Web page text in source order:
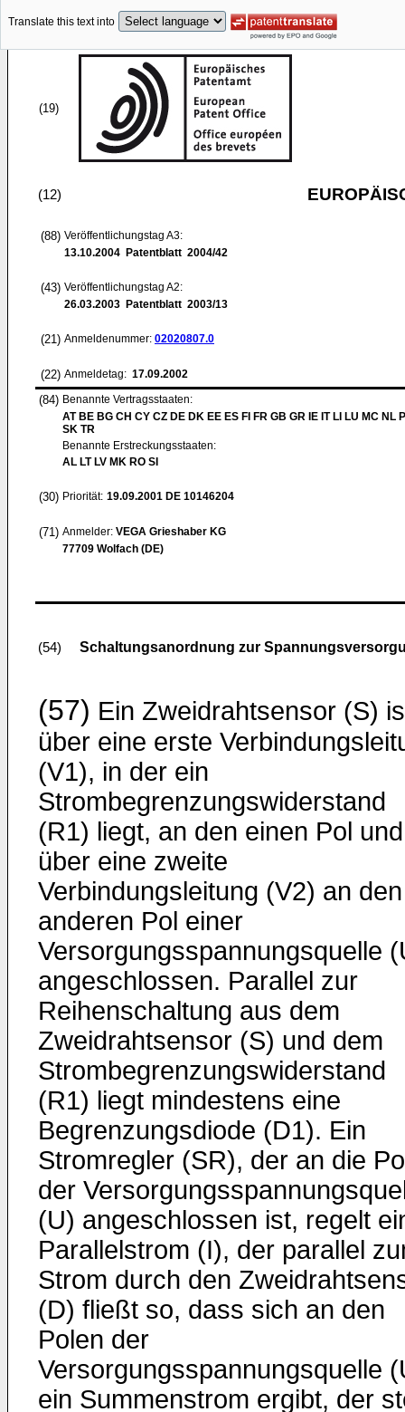
Translate this text into
(19)
(12)
(88) Veröffentlichungstag A3:
13.10.2004 Patentblatt 2004/42
(43) Veröffentlichungstag A2:
26.03.2003 Patentblatt 2003/13
(21) Anmeldenummer: 02020807.0
(22) Anmeldetag: 17.09.2002
(84) Benannte Vertragsstaaten:
AT BE BG CH CY CZ DE DK EE ES FI FR GB GR IE IT LI LU MC NL
SK TR
Benannte Erstreckungsstaaten:
AL LT LV MK RO SI
(30) Priorität: 19.09.2001 DE 10146204
(71) Anmelder: VEGA Grieshaber KG
77709 Wolfach (DE)
(54) Schaltungsanordnung zur
(57) Ein Zweidrahtsensor (S)
über eine erste
(V1), in der ein
Strombegrenzungswiderstand
(R1) liegt, an den einen Pol und
über eine zweite
Verbindungsleitung (V2) an den
anderen Pol einer
Versorgungsspannungsquelle
angeschlossen. Parallel zur
Reihenschaltung aus dem
Zweidrahtsensor (S) und dem
Strombegrenzungswiderstand
(R1) liegt mindestens eine
Begrenzungsdiode (D1). Ein
Stromregler (SR), der an die
der
(U) angeschlossen ist, regelt
Parallelstrom (I), der parallel
Strom durch den
(D) fließt so, dass sich an den
Polen der
Versorgungsspannungsquelle
ein Summenstrom ergibt, der